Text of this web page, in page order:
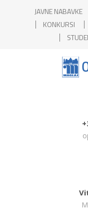
JAVNE NABAVKE
KONKURSI